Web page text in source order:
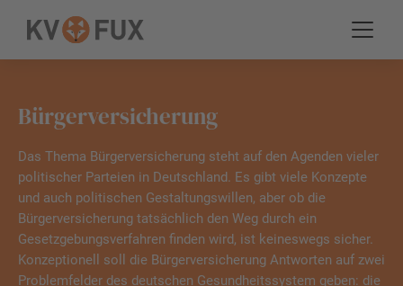
Bürgerversicherung
Das Thema Bürgerversicherung steht auf den Agenden vieler
politischer Parteien in Deutschland. Es gibt viele Konzepte
und auch politischen Gestaltungswillen, aber ob die
Bürgerversicherung tatsächlich den Weg durch ein
Gesetzgebungsverfahren finden wird, ist keineswegs sicher.
Konzeptionell soll die Bürgerversicherung Antworten auf zwei
Problemfelder des deutschen Gesundheitssystem geben: die